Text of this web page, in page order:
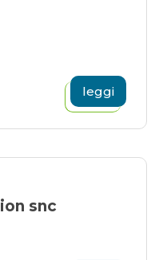
leggi
snc